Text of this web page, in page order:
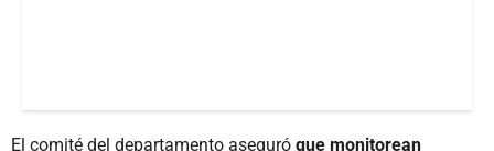
El comité del departamento aseguró que monitorean